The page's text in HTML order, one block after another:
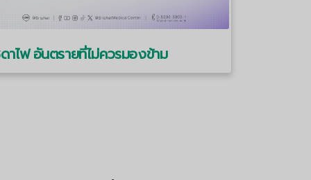
าไฟ อันตรายที่ไม่ควรมองข้าม